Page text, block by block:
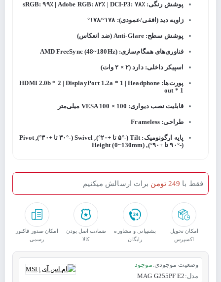
پوشش رنگی: sRGB: ۹۹٪ | Adobe RGB: ۸۲٪ | DCI-P3: ۷۸٪
زاویه دید (افقی/عمودی): ۱۷۸°/۱۷۸°
پوشش سطح: Anti-Glare (ضد انعکاس)
فناوری‌های همگام‌سازی: AMD FreeSync (48~180Hz)
اسپیکر داخلی: دارد (۲ × ۲ وات)
پورت‌ها: HDMI 2.0b * 2 | DisplayPort 1.2a * 1 | Headphone
out * 1
قابلیت نصب دیواری: VESA 100 × 100 میلی‌متر
طراحی: Frameless
پایه ارگونومیک: Tilt (-۵° تا +۲۰°), Swivel (-۳۰° تا +۳۰°), Pivot
(-۹۰° تا +۹۰°), Height (0~130mm)
امکان تحویل
اکسپرس
پشتیبانی و مشاوره
رایگان
ﺿﻤﺎﻧﺖ اﺻﻞ ﺑﻮدن
ﮐﺎﻟﺎ
امکان صدور فاکتور
رسمی
فقط با 249 تومن برات ارسالش میکنیم
وضعیت موجودی:موجود
مدل: MAG G255PF E2